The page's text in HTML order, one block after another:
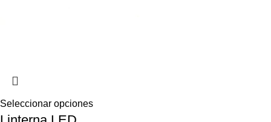
Seleccionar opciones